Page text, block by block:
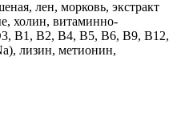
лен, морковь, экстракт
холин, витаминно-
В1, В2, В4, В5, В6, В9, В12,
лизин, метионин,